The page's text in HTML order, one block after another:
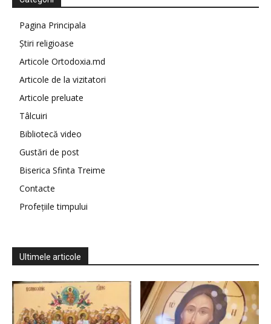
Pagina Principala
Știri religioase
Articole Ortodoxia.md
Articole de la vizitatori
Articole preluate
Tâlcuiri
Bibliotecă video
Gustări de post
Biserica Sfinta Treime
Contacte
Profețiile timpului
Ultimele articole